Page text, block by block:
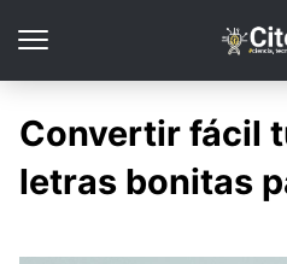
Convertir fácil
letras bonitas